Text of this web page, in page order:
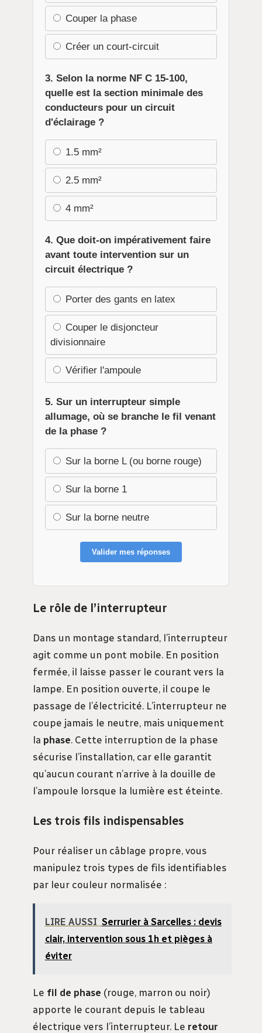
Couper la phase
Créer un court-circuit
3. Selon la norme NF C 15-100,
quelle est la section minimale des
conducteurs pour un circuit
d'éclairage ?
1.5 mm²
2.5 mm²
4 mm²
4. Que doit-on impérativement faire
avant toute intervention sur un
circuit électrique ?
Porter des gants en latex
Couper le disjoncteur
divisionnaire
Vérifier l'ampoule
5. Sur un interrupteur simple
allumage, où se branche le fil venant
de la phase ?
Sur la borne L (ou borne rouge)
Sur la borne 1
Sur la borne neutre
Valider mes réponses
Le rôle de l’interrupteur
Dans un montage standard, l’interrupteur
agit comme un pont mobile. En position
fermée, il laisse passer le courant vers la
lampe. En position ouverte, il coupe le
passage de l’électricité. L’interrupteur ne
coupe jamais le neutre, mais uniquement
la phase. Cette interruption de la phase
sécurise l’installation, car elle garantit
qu’aucun courant n’arrive à la douille de
l’ampoule lorsque la lumière est éteinte.
Les trois fils indispensables
Pour réaliser un câblage propre, vous
manipulez trois types de fils identifiables
par leur couleur normalisée :
LIRE AUSSI Serrurier à Sarcelles : devis
clair, intervention sous 1h et pièges à
éviter
Le fil de phase (rouge, marron ou noir)
apporte le courant depuis le tableau
électrique vers l’interrupteur. Le retour